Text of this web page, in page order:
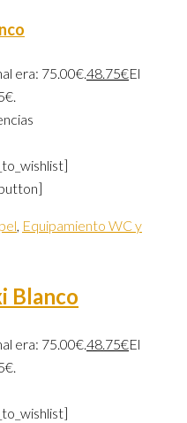
era: 75.00€.48.75€El
, Equipamiento WC y
Blanco
era: 75.00€.48.75€El